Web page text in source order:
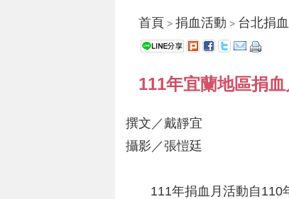
首頁 > 捐血活動 > 台北捐
111年宜蘭地區捐
撰文／戴靜宜
攝影／張愷廷
111年捐血月活動自110